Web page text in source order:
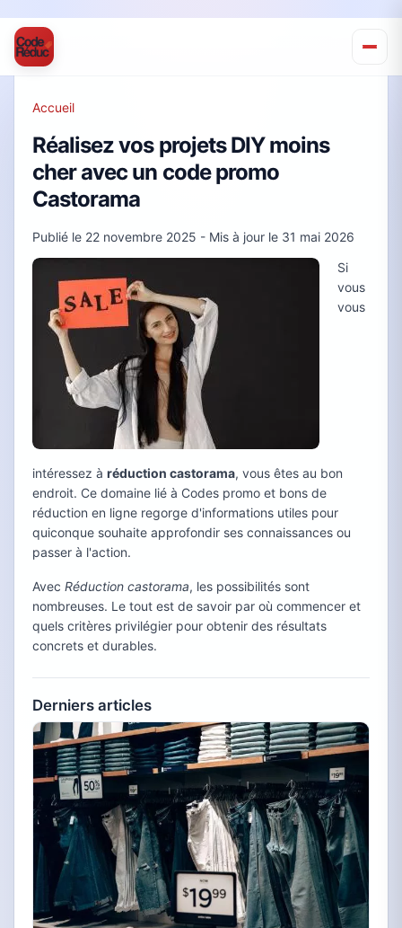
Accueil
Réalisez vos projets DIY moins
cher avec un code promo
Castorama
Publié le 22 novembre 2025 - Mis à jour le 31 mai 2026
Si
vous
vous
intéressez à réduction castorama, vous êtes au bon
endroit. Ce domaine lié à Codes promo et bons de
réduction en ligne regorge d'informations utiles pour
quiconque souhaite approfondir ses connaissances ou
passer à l'action.
Avec Réduction castorama, les possibilités sont
nombreuses. Le tout est de savoir par où commencer et
quels critères privilégier pour obtenir des résultats
concrets et durables.
Derniers articles